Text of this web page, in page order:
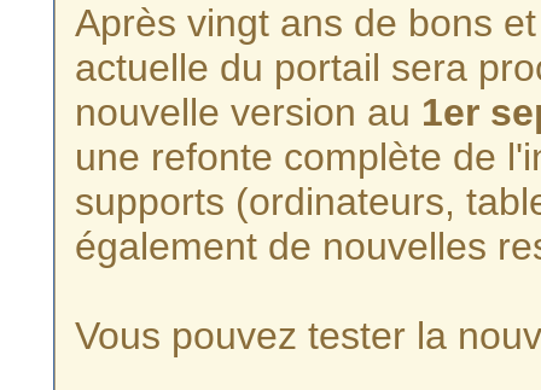
Après vingt ans de bons
actuelle du portail sera
nouvelle version au 1er
une refonte complète de
supports (ordinateurs,
également de nouvelles
Vous pouvez tester la